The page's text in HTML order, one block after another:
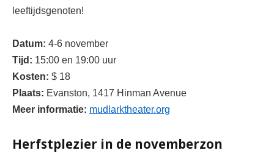
leeftijdsgenoten!
Datum: 4-6 november
Tijd: 15:00 en 19:00 uur
Kosten: $ 18
Plaats: Evanston, 1417 Hinman Avenue
Meer informatie: mudlarktheater.org
Herfstplezier in de novemberzon